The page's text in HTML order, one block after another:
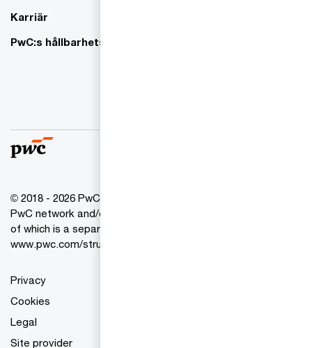
Karriär
PwC:s hållbarhetsarbete
© 2018 - 2026 PwC. All rights reserved. PwC refers to the
PwC network and/or one or more of its member firms, each
of which is a separate legal entity. Please see
www.pwc.com/structure for further details.
Privacy
Cookies
Legal
Site provider